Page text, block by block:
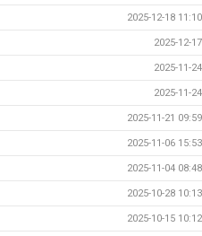
2025-12-18 11:10
2025-12-17
2025-11-24
2025-11-24
2025-11-21 09:59
2025-11-06 15:53
2025-11-04 08:48
2025-10-28 10:13
2025-10-15 10:12